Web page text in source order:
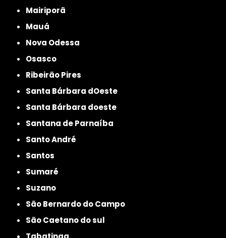
Mairiporã
Mauá
Nova Odessa
Osasco
Ribeirão Pires
Santa Bárbara dOeste
Santa Bárbara doeste
Santana de Parnaíba
Santo André
Santos
Sumaré
Suzano
São Bernardo do Campo
São Caetano do sul